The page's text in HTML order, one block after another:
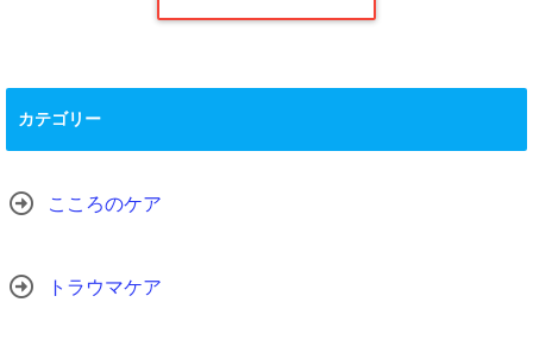
カテゴリー
こころのケア
トラウマケア